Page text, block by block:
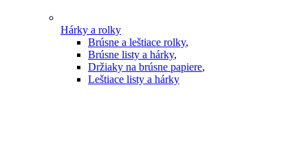
Hárky a rolky
Brúsne a leštiace rolky,
Brúsne listy a hárky,
Držiaky na brúsne papiere,
Leštiace listy a hárky